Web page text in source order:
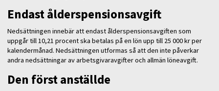
Endast ålderspensionsavgift
Nedsättningen innebär att endast ålderspensionsavgiften som
uppgår till 10,21 procent ska betalas på en lön upp till 25 000 kr per
kalendermånad. Nedsättningen utformas så att den inte påverkar
andra nedsättningar av arbetsgivaravgifter och allmän löneavgift.
Den först anställde